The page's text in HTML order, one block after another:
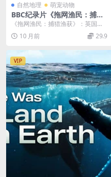
自然地理 萌宠动物
BBC纪录片《拖网渔民：捕猎
渔获 Trawlermen: Hunting
the Catch》第一季全6集 英
语中英双字 官方纯净版 1080
《拖网渔民：捕猎渔获》：英国深
海捕鱼船队的壮丽画卷 《拖网渔
民：捕猎渔获 Tra...
10 月前 29.9
VIP